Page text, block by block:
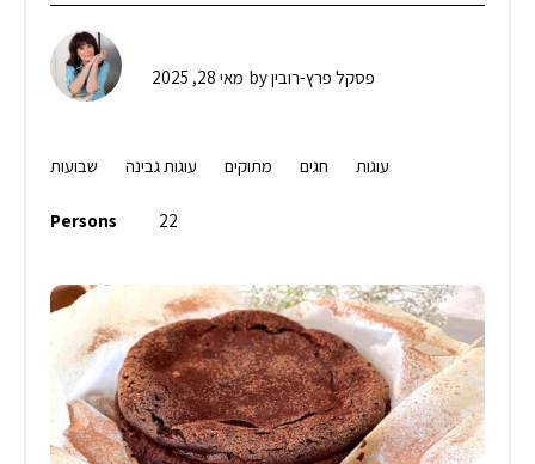
מאי 28, 2025 byפסקל פרץ-רובין
עוגות חגים מתוקים עוגות גבינה שבועות
Persons 22